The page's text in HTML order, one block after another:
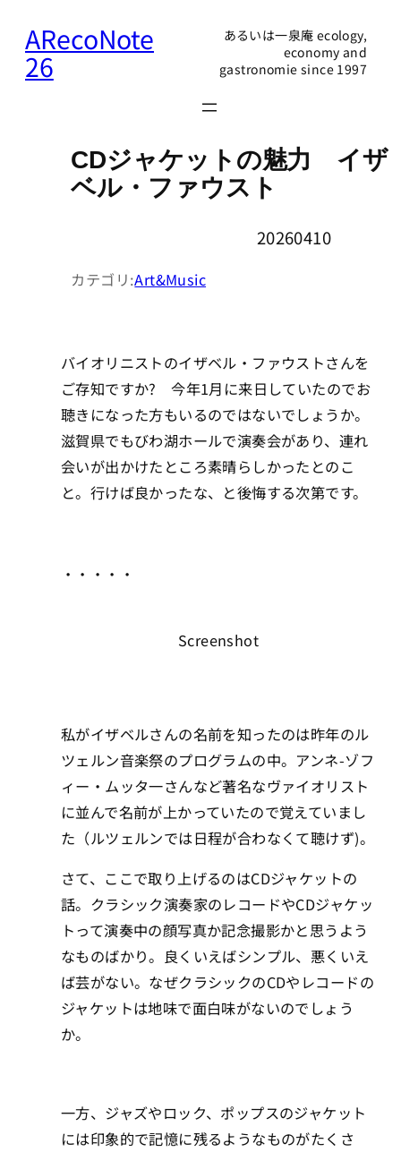
ARecoNote
26
あるいは一泉庵 ecology,
economy and
gastronomie since 1997
CDジャケットの魅力 イザ
ベル・ファウスト
20260410
カテゴリ:Art&Music
バイオリニストのイザベル・ファウストさんを
ご存知ですか? 今年1月に来日していたのでお
聴きになった方もいるのではないでしょうか。
滋賀県でもびわ湖ホールで演奏会があり、連れ
会いが出かけたところ素晴らしかったとのこ
と。行けば良かったな、と後悔する次第です。
・・・・・
Screenshot
私がイザベルさんの名前を知ったのは昨年のル
ツェルン音楽祭のプログラムの中。アンネ-ゾフ
ィー・ムッタ一さんなど著名なヴァイオリスト
に並んで名前が上かっていたので覚えていまし
た（ルツェルンでは日程が合わなくて聴けず)。
さて、ここで取り上げるのはCDジャケットの
話。クラシック演奏家のレコードやCDジャケッ
トって演奏中の顔写真か記念撮影かと思うよう
なものばかり。良くいえばシンプル、悪くいえ
ば芸がない。なぜクラシックのCDやレコードの
ジャケットは地味で面白味がないのでしょう
か。
一方、ジャズやロック、ポップスのジャケット
には印象的で記憶に残るようなものがたくさ